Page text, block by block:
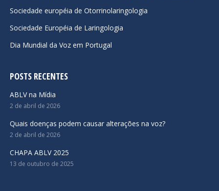
Sociedade européia de Otorrinolaringologia
Sociedade Européia de Laringologia
Dia Mundial da Voz em Portugal
POSTS RECENTES
ABLV na Mídia
2 de abril de 2026
Quais doenças podem causar alterações na voz?
2 de abril de 2026
CHAPA ABLV 2025
13 de outubro de 2025